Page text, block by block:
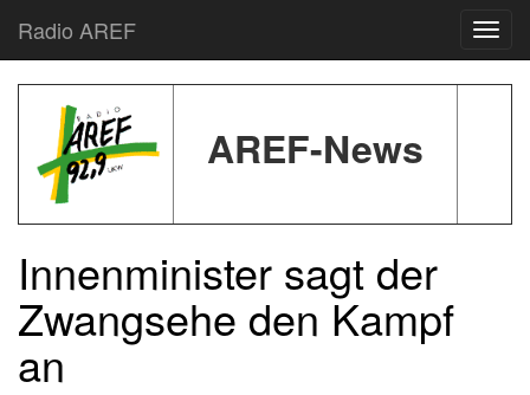
Radio AREF
AREF-News
Innenminister sagt der
Zwangsehe den Kampf
an